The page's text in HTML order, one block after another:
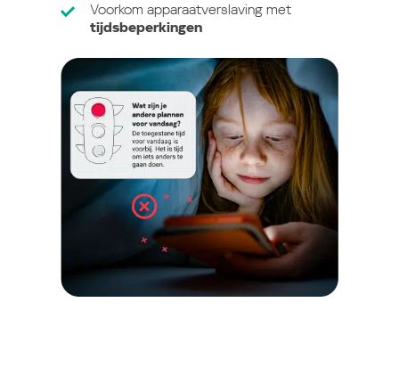
Voorkom apparaatverslaving met
tijdsbeperkingen